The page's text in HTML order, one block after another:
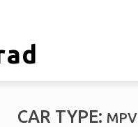
CAR TYPE: MPV